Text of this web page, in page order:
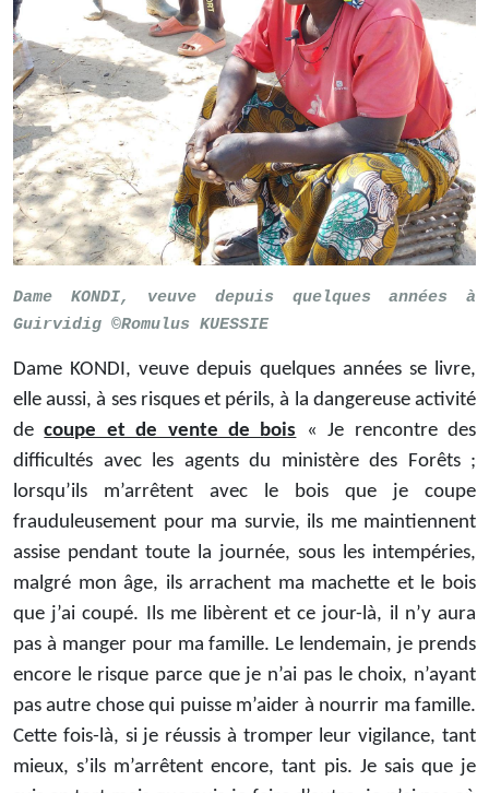
Dame KONDI, veuve depuis quelques années à
Guirvidig ©Romulus KUESSIE
Dame KONDI, veuve depuis quelques années se livre,
elle aussi, à ses risques et périls, à la dangereuse activité
decoupe et de vente de bois « Je rencontre des
difficultés avec les agents du ministère des Forêts ;
lorsqu’ils m’arrêtent avec le bois que je coupe
frauduleusement pour ma survie, ils me maintiennent
assise pendant toute la journée, sous les intempéries,
malgré mon âge, ils arrachent ma machette et le bois
que j’ai coupé. Ils me libèrent et ce jour-là, il n’y aura
pas à manger pour ma famille. Le lendemain, je prends
encore le risque parce que je n’ai pas le choix, n’ayant
pas autre chose qui puisse m’aider à nourrir ma famille.
Cette fois-là, si je réussis à tromper leur vigilance, tant
mieux, s’ils m’arrêtent encore, tant pis. Je sais que je